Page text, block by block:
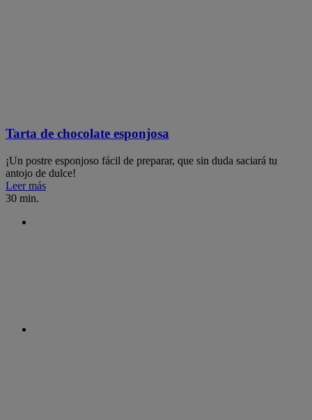
Tarta de chocolate esponjosa
¡Un postre esponjoso fácil de preparar, que sin duda saciará tu
antojo de dulce!
Leer más
30 min.